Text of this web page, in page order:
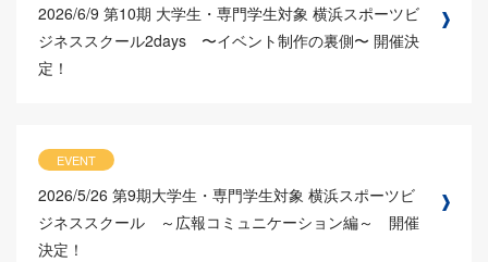
2026/6/9 第10期 大学生・専門学生対象 横浜スポーツビ
ジネススクール2days 〜イベント制作の裏側〜 開催決
定！
EVENT
2026/5/26 第9期大学生・専門学生対象 横浜スポーツビ
ジネススクール ～広報コミュニケーション編～ 開催
決定！